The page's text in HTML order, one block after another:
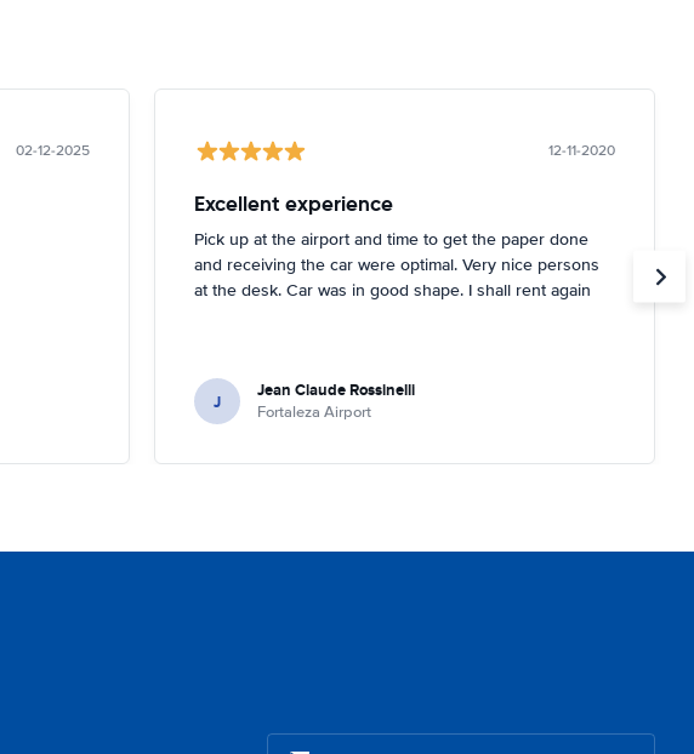
02-12-2025 12-11-2020
Excellent experience
Pick up at the airport and time to get the paper done
and receiving the car were optimal. Very nice persons
at the desk. Car was in good shape. I shall rent again
J Jean Claude Rossinelli
Fortaleza Airport